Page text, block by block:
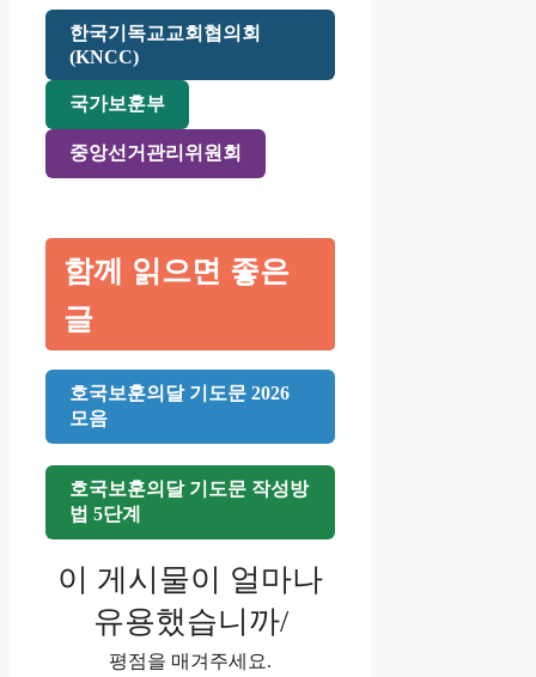
한국기독교교회협의회
(KNCC)
국가보훈부
중앙선거관리위원회
함께 읽으면 좋은
글
호국보훈의달 기도문 2026
모음
호국보훈의달 기도문 작성방
법 5단계
이 게시물이 얼마나
유용했습니까/
평점을 매겨주세요.